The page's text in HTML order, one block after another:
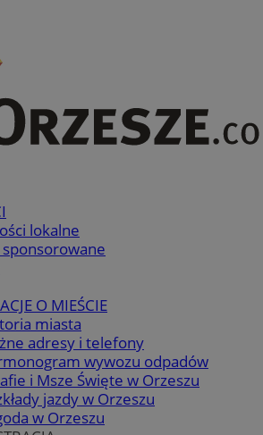
lokalne
sponsorowane
O MIEŚCIE
miasta
adresy i telefony
wywozu odpadów
i Msze Święte w Orzeszu
jazdy w Orzeszu
w Orzeszu